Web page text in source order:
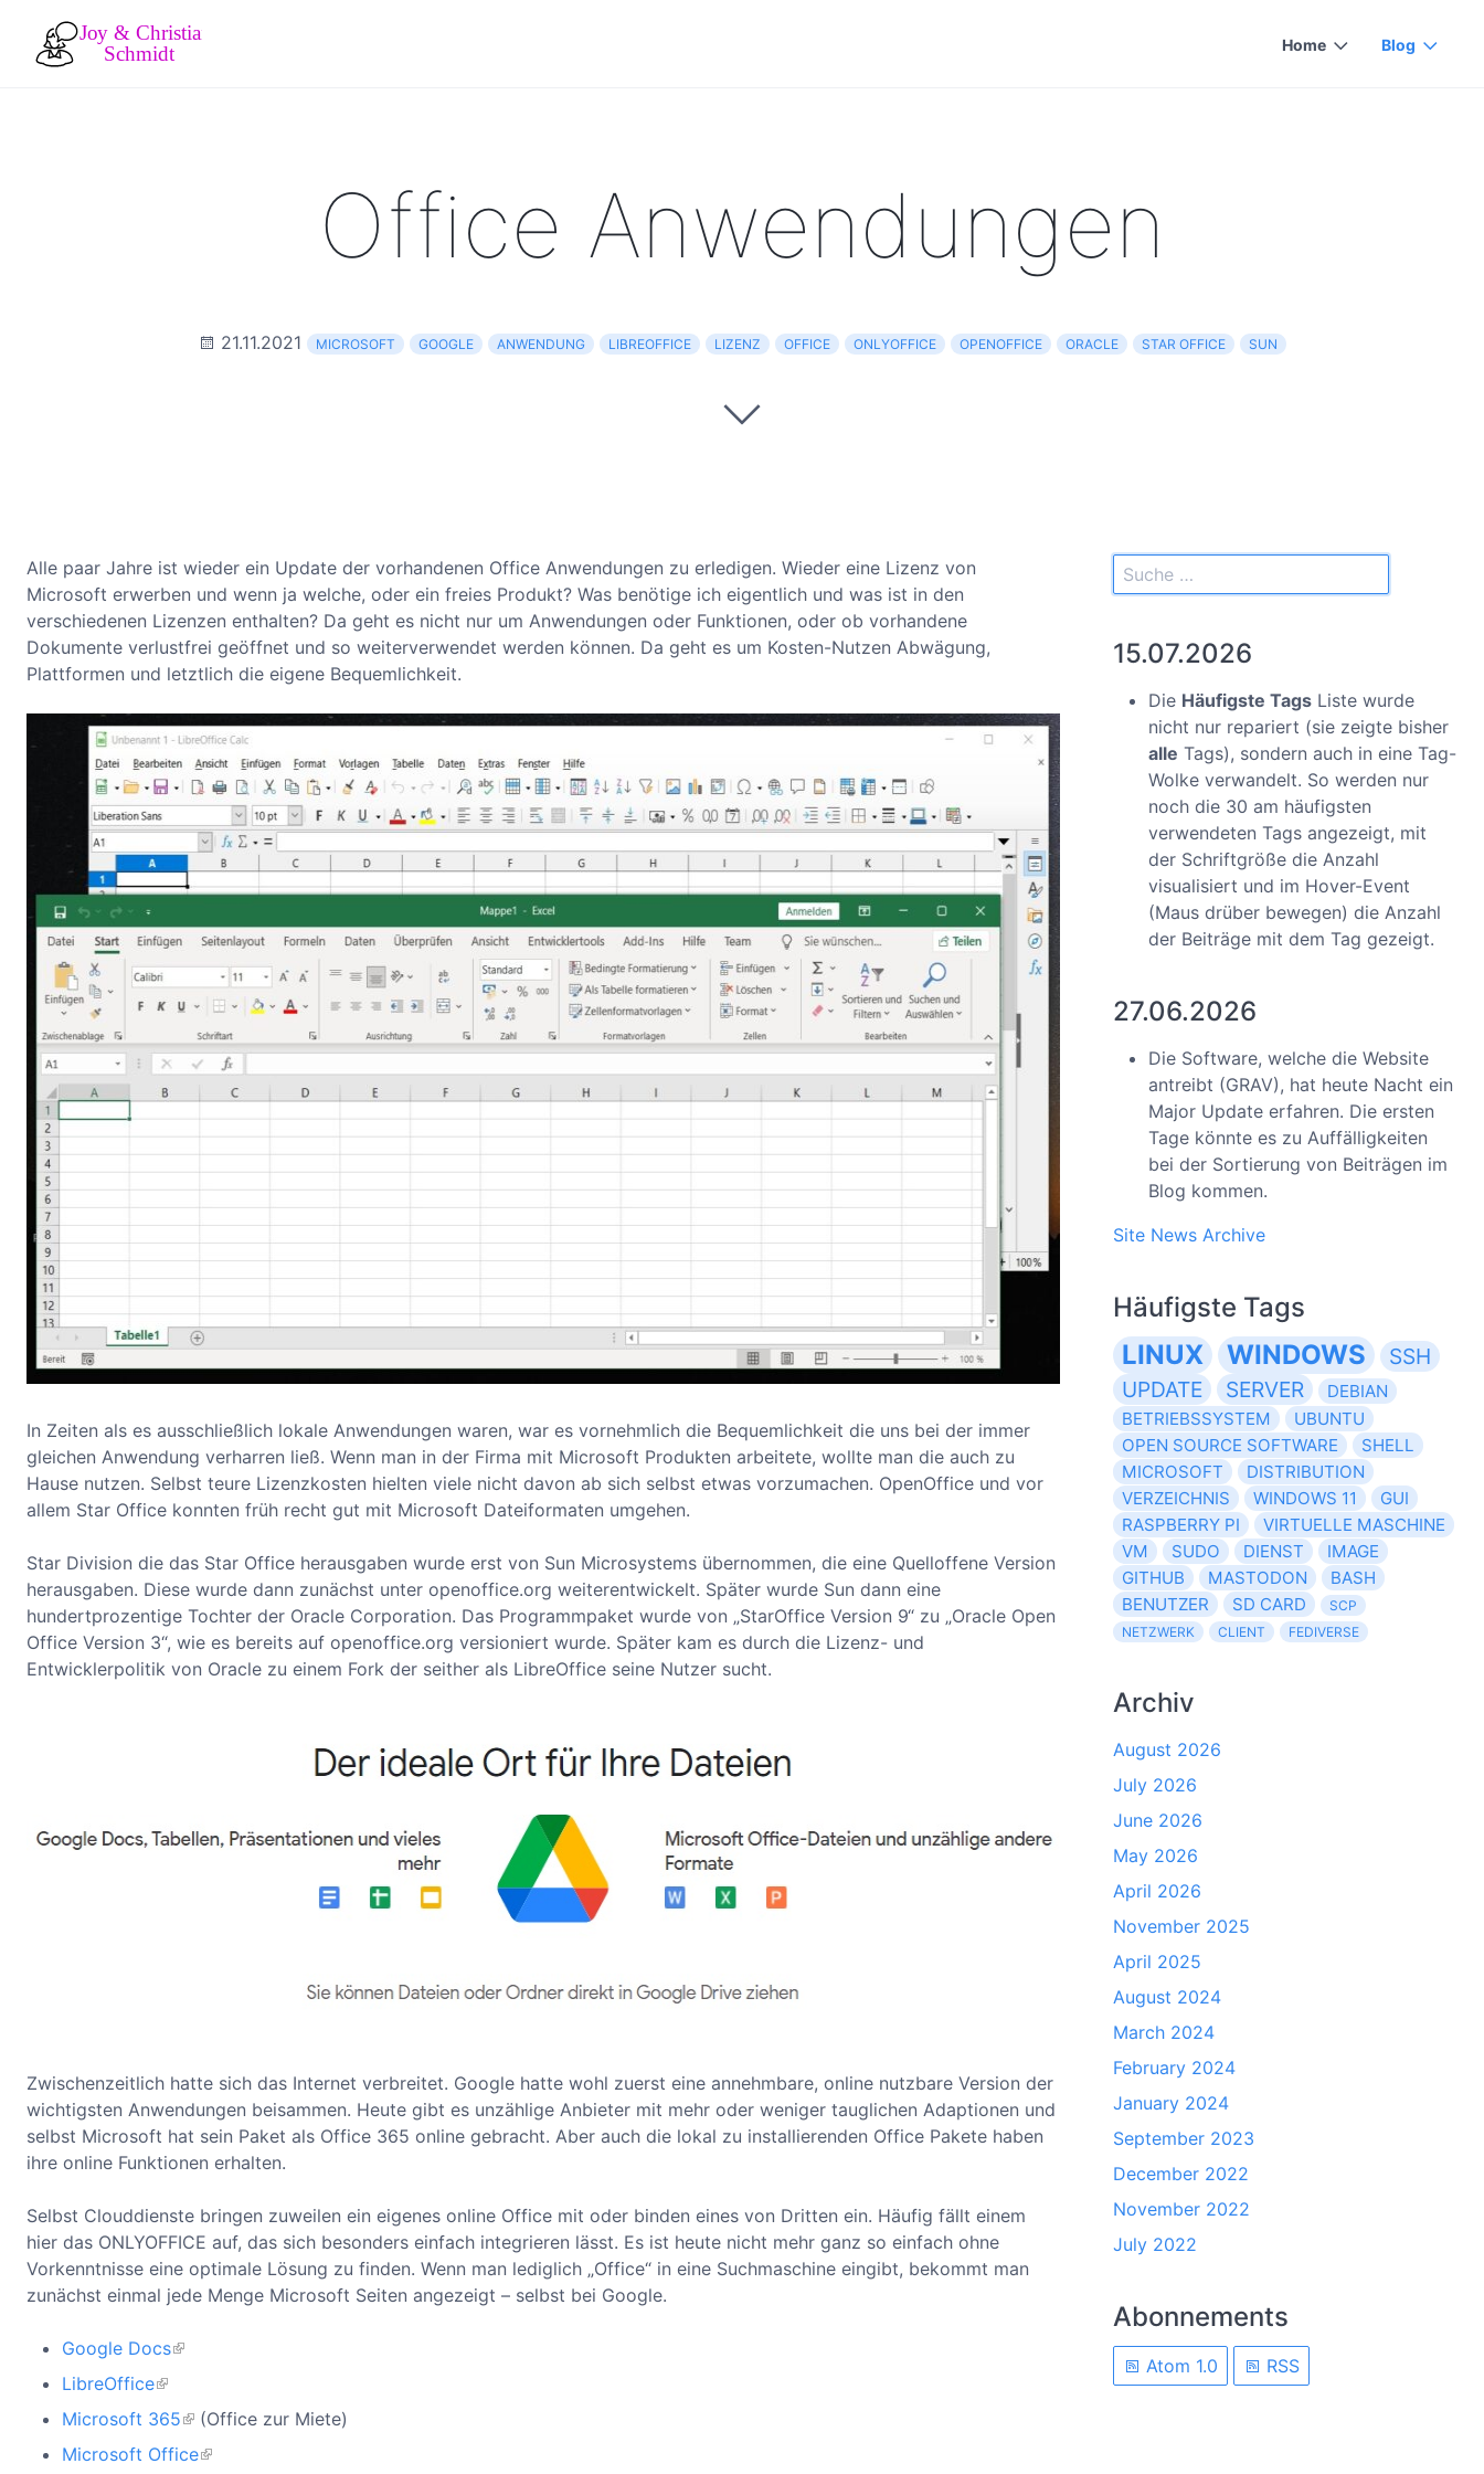
Home Blog
Office Anwendungen
21.11.2021 MICROSOFT GOOGLE ANWENDUNG LIBREOFFICE LIZENZ OFFICE ONLYOFFICE OPENOFFICE ORACLE STAR OFFICE SUN
Alle paar Jahre ist wieder ein Update der vorhandenen Office Anwendungen zu erledigen. Wieder eine Lizenz von
Microsoft erwerben und wenn ja welche, oder ein freies Produkt? Was benötige ich eigentlich und was ist in den
verschiedenen Lizenzen enthalten? Da geht es nicht nur um Anwendungen oder Funktionen, oder ob vorhandene
Dokumente verlustfrei geöffnet und so weiterverwendet werden können. Da geht es um Kosten-Nutzen Abwägung,
Plattformen und letztlich die eigene Bequemlichkeit.
In Zeiten als es ausschließlich lokale Anwendungen waren, war es vornehmlich die Bequemlichkeit die uns bei der immer
gleichen Anwendung verharren ließ. Wenn man in der Firma mit Microsoft Produkten arbeitete, wollte man die auch zu
Hause nutzen. Selbst teure Lizenzkosten hielten viele nicht davon ab sich selbst etwas vorzumachen. OpenOffice und vor
allem Star Office konnten früh recht gut mit Microsoft Dateiformaten umgehen.
Star Division die das Star Office herausgaben wurde erst von Sun Microsystems übernommen, die eine Quelloffene Version
herausgaben. Diese wurde dann zunächst unter openoffice.org weiterentwickelt. Später wurde Sun dann eine
hundertprozentige Tochter der Oracle Corporation. Das Programmpaket wurde von „StarOffice Version 9“ zu „Oracle Open
Office Version 3“, wie es bereits auf openoffice.org versioniert wurde. Später kam es durch die Lizenz- und
Entwicklerpolitik von Oracle zu einem Fork der seither als LibreOffice seine Nutzer sucht.
Zwischenzeitlich hatte sich das Internet verbreitet. Google hatte wohl zuerst eine annehmbare, online nutzbare Version der
wichtigsten Anwendungen beisammen. Heute gibt es unzählige Anbieter mit mehr oder weniger tauglichen Adaptionen und
selbst Microsoft hat sein Paket als Office 365 online gebracht. Aber auch die lokal zu installierenden Office Pakete haben
ihre online Funktionen erhalten.
Selbst Clouddienste bringen zuweilen ein eigenes online Office mit oder binden eines von Dritten ein. Häufig fällt einem
hier das ONLYOFFICE auf, das sich besonders einfach integrieren lässt. Es ist heute nicht mehr ganz so einfach ohne
Vorkenntnisse eine optimale Lösung zu finden. Wenn man lediglich „Office“ in eine Suchmaschine eingibt, bekommt man
zunächst einmal jede Menge Microsoft Seiten angezeigt – selbst bei Google.
Google Docs
LibreOffice
Microsoft 365
(Office zur Miete)
Microsoft Office
15.07.2026
Die Häufigste Tags Liste wurde
nicht nur repariert (sie zeigte bisher
alle Tags), sondern auch in eine Tag-
Wolke verwandelt. So werden nur
noch die 30 am häufigsten
verwendeten Tags angezeigt, mit
der Schriftgröße die Anzahl
visualisiert und im Hover-Event
(Maus drüber bewegen) die Anzahl
der Beiträge mit dem Tag gezeigt.
27.06.2026
Die Software, welche die Website
antreibt (GRAV), hat heute Nacht ein
Major Update erfahren. Die ersten
Tage könnte es zu Auffälligkeiten
bei der Sortierung von Beiträgen im
Blog kommen.
Site News Archive
Häufigste Tags
LINUX
WINDOWS
SSH
UPDATE
SERVER
DEBIAN
BETRIEBSSYSTEM
UBUNTU
OPEN SOURCE SOFTWARE
SHELL
MICROSOFT
DISTRIBUTION
VERZEICHNIS
WINDOWS 11
GUI
RASPBERRY PI
VIRTUELLE MASCHINE
VM
SUDO DIENST
IMAGE
GITHUB
MASTODON
BASH
BENUTZER
SD CARD
SCP
NETZWERK
CLIENT FEDIVERSE
Archiv
August 2026
July 2026
June 2026
May 2026
April 2026
November 2025
April 2025
August 2024
March 2024
February 2024
January 2024
September 2023
December 2022
November 2022
July 2022
Abonnements
Atom 1.0 RSS